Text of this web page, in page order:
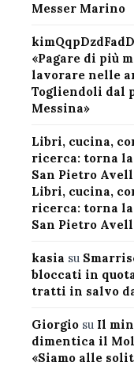
Messer Marino
«Pagare di più
lavorare nelle
Togliendoli dal
Messina»
Libri, cucina,
ricerca: torna la
San Pietro
Libri, cucina,
ricerca: torna la
San Pietro
kasia su
bloccati in
tratti in salvo
Giorgiosu Il
dimentica il
«Siamo alle